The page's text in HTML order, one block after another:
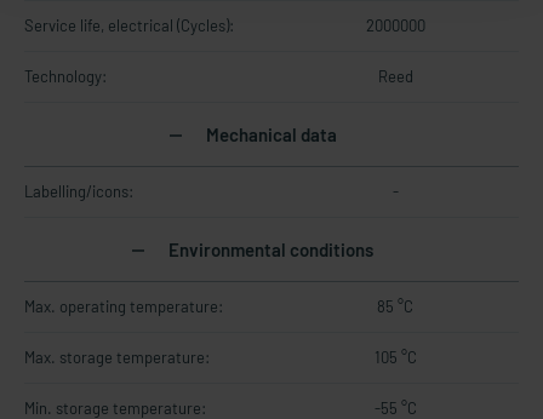
Service life, electrical (Cycles): 2000000
Technology: Reed
Mechanical data
Labelling/icons: -
Environmental conditions
Max. operating temperature: 85 °C
Max. storage temperature: 105 °C
Min. storage temperature: -55 °C